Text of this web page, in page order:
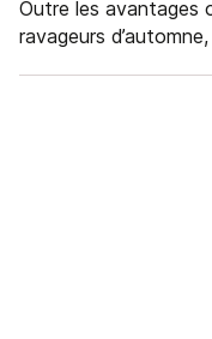
Outre les avantages
ravageurs